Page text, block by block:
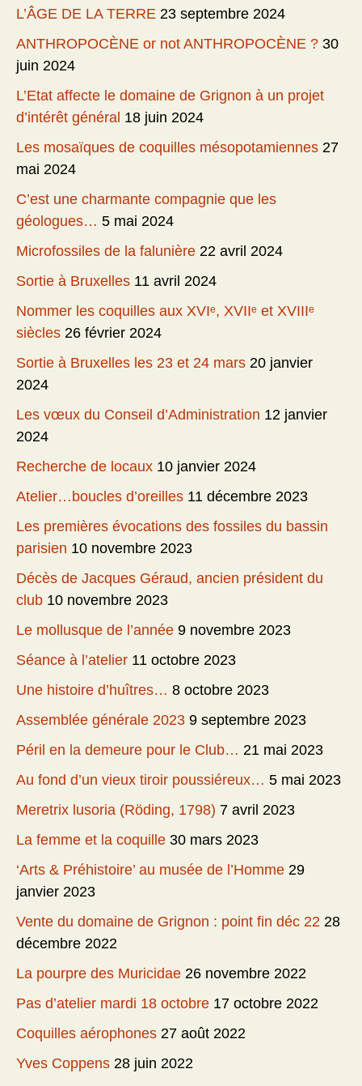
L’ÂGE DE LA TERRE 23 septembre 2024
ANTHROPOCÈNE or not ANTHROPOCÈNE ? 30
juin 2024
L’Etat affecte le domaine de Grignon à un projet
d’intérêt général 18 juin 2024
Les mosaïques de coquilles mésopotamiennes 27
mai 2024
C’est une charmante compagnie que les
géologues… 5 mai 2024
Microfossiles de la falunière 22 avril 2024
Sortie à Bruxelles 11 avril 2024
Nommer les coquilles aux XVIᵉ, XVIIᵉ et XVIIIᵉ
siècles 26 février 2024
Sortie à Bruxelles les 23 et 24 mars 20 janvier
2024
Les vœux du Conseil d’Administration 12 janvier
2024
Recherche de locaux 10 janvier 2024
Atelier…boucles d’oreilles 11 décembre 2023
Les premières évocations des fossiles du bassin
parisien 10 novembre 2023
Décès de Jacques Géraud, ancien président du
club 10 novembre 2023
Le mollusque de l’année 9 novembre 2023
Séance à l’atelier 11 octobre 2023
Une histoire d’huîtres… 8 octobre 2023
Assemblée générale 2023 9 septembre 2023
Péril en la demeure pour le Club… 21 mai 2023
Au fond d’un vieux tiroir poussiéreux… 5 mai 2023
Meretrix lusoria (Röding, 1798) 7 avril 2023
La femme et la coquille 30 mars 2023
‘Arts & Préhistoire’ au musée de l’Homme 29
janvier 2023
Vente du domaine de Grignon : point fin déc 22 28
décembre 2022
La pourpre des Muricidae 26 novembre 2022
Pas d’atelier mardi 18 octobre 17 octobre 2022
Coquilles aérophones 27 août 2022
Yves Coppens 28 juin 2022